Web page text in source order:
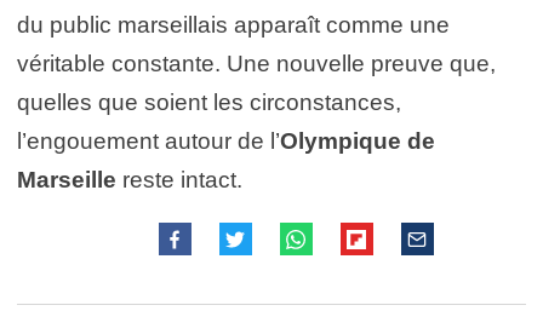
du public marseillais apparaît comme une
véritable constante. Une nouvelle preuve que,
quelles que soient les circonstances,
l’engouement autour de l’Olympique de
Marseille reste intact.